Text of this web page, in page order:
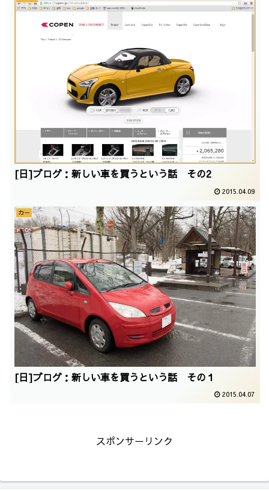
[日]ブログ：新しい車を買うという話 その2
2015.04.09
カー
[日]ブログ：新しい車を買うという話 その１
2015.04.07
スポンサーリンク